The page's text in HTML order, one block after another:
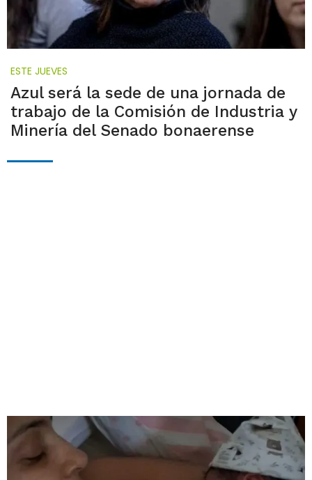
ESTE JUEVES
Azul será la sede de una jornada de
trabajo de la Comisión de Industria y
Minería del Senado bonaerense